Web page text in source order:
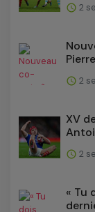
2
2
XV
2
« Tu